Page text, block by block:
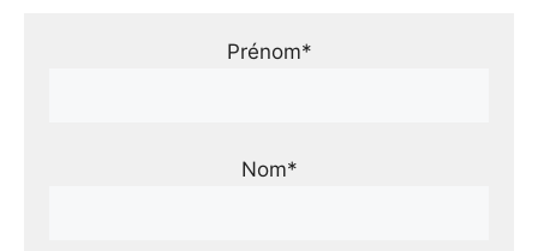
Prénom*
Nom*